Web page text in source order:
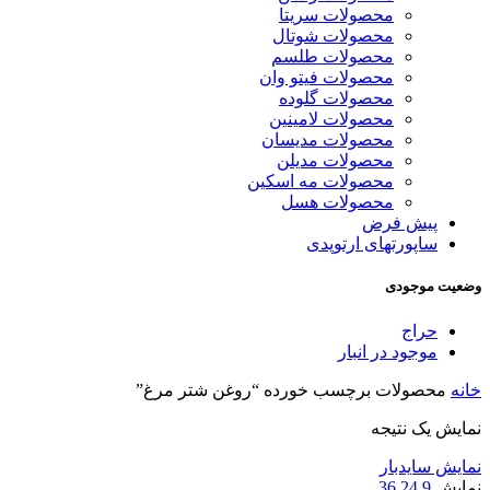
محصولات سریتا
محصولات شوتال
محصولات طلسم
محصولات فیتو وان
محصولات گلوده
محصولات لامینین
محصولات مدیسان
محصولات مدیلن
محصولات مه اسکین
محصولات هسل
پیش فرض
ساپورتهای ارتوپدی
وضعیت موجودی
حراج
موجود در انبار
خانه محصولات برچسب خورده “روغن شتر مرغ”
نمایش یک نتیجه
نمایش سایدبار